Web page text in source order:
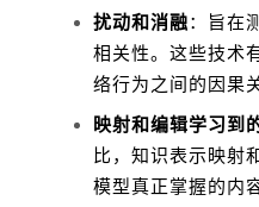
扰动和消融：旨在
相关性。这些技术
络行为之间的因果
映射和编辑学习到
比，知识表示映射
模型真正掌握的内